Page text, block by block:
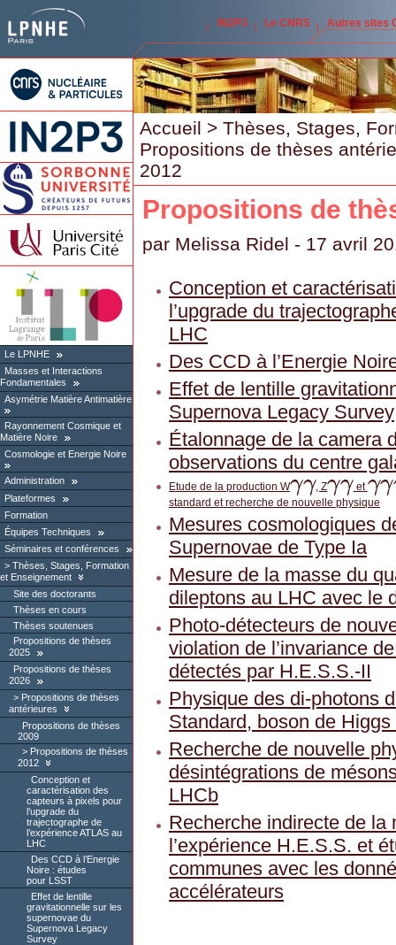
IN2P3 Le CNRS Autres sites
Le LPNHE
Masses et Interactions
Fondamentales
Asymétrie Matière Antimatière
Rayonnement Cosmique et
Matière Noire
Cosmologie et Energie Noire
Administration
Plateformes
Formation
Équipes Techniques
Séminaires et conférences
Thèses, Stages, Formation
et Enseignement
Site des doctorants
Thèses en cours
Thèses soutenues
Propositions de thèses
2025
Propositions de thèses
2026
Propositions de thèses
antérieures
Propositions de thèses
2009
Propositions de thèses
2012
Conception et
caractérisation des
capteurs à pixels pour
l’upgrade du
trajectographe de
l’expérience ATLAS au
LHC
Des CCD à l’Energie
Noire : études
pour LSST
Effet de lentille
gravitationnelle sur les
supernovae du
Supernova Legacy
Survey
Accueil > Thèses, Stages,
Propositions de thèses
2012
Propositions de
par Melissa Ridel - 17 avril
Conception et
l’upgrade du
LHC
Des CCD à l’Energie
Effet de lentille
Supernova Legacy Survey
Étalonnage de la camera
observations du centre
Etude de la production Wγγ
γ γ , Zγγ
γ γ etγγ
γ γγ
standard et recherche de nouvelle physique
Mesures cosmologiques
Supernovae de Type Ia
Mesure de la masse du
dileptons au LHC avec le
Photo-détecteurs de
violation de l’invariance
détectés par H.E.S.S.-II
Physique des di-photons
Standard, boson de
Recherche de nouvelle
désintégrations de
LHCb
Recherche indirecte de la
l’expérience H.E.S.S. et
communes avec les
accélérateurs